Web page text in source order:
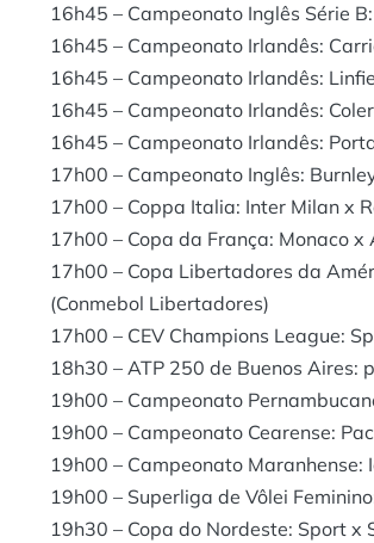
16h45 – Campeonato Inglês Série
16h45 – Campeonato Irlandês:
16h45 – Campeonato Irlandês:
16h45 – Campeonato Irlandês:
16h45 – Campeonato Irlandês:
17h00 – Campeonato Inglês:
17h00 – Coppa Italia: Inter Milan x
17h00 – Copa da França: Monaco x
17h00 – Copa Libertadores da
(Conmebol Libertadores)
17h00 – CEV Champions League:
18h30 – ATP 250 de Buenos Aires:
19h00 – Campeonato
19h00 – Campeonato Cearense:
19h00 – Campeonato Maranhense:
19h00 – Superliga de Vôlei
19h30 – Copa do Nordeste: Sport